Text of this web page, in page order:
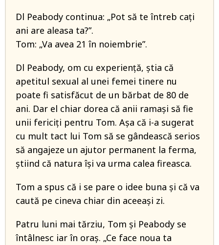
Dl Peabody continua: „Pot să te întreb cați
ani are aleasa ta?”.
Tom: „Va avea 21 în noiembrie”.
Dl Peabody, om cu experiență, știa că
apetitul sexual al unei femei tinere nu
poate fi satisfăcut de un bărbat de 80 de
ani. Dar el chiar dorea că anii ramași să fie
unii fericiți pentru Tom. Așa că i-a sugerat
cu mult tact lui Tom să se gândească serios
să angajeze un ajutor permanent la ferma,
știind că natura își va urma calea fireasca.
Tom a spus că i se pare o idee buna și că va
caută pe cineva chiar din aceeași zi.
Patru luni mai tărziu, Tom și Peabody se
întâlnesc iar în oraș. „Ce face noua ta